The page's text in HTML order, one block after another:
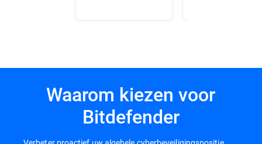
Waarom kiezen voor
Bitdefender